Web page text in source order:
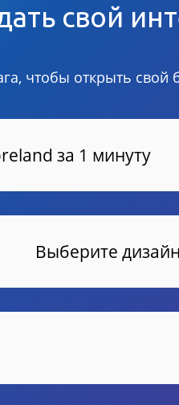
свой
чтобы открыть свой
за 1 минуту
Выберите